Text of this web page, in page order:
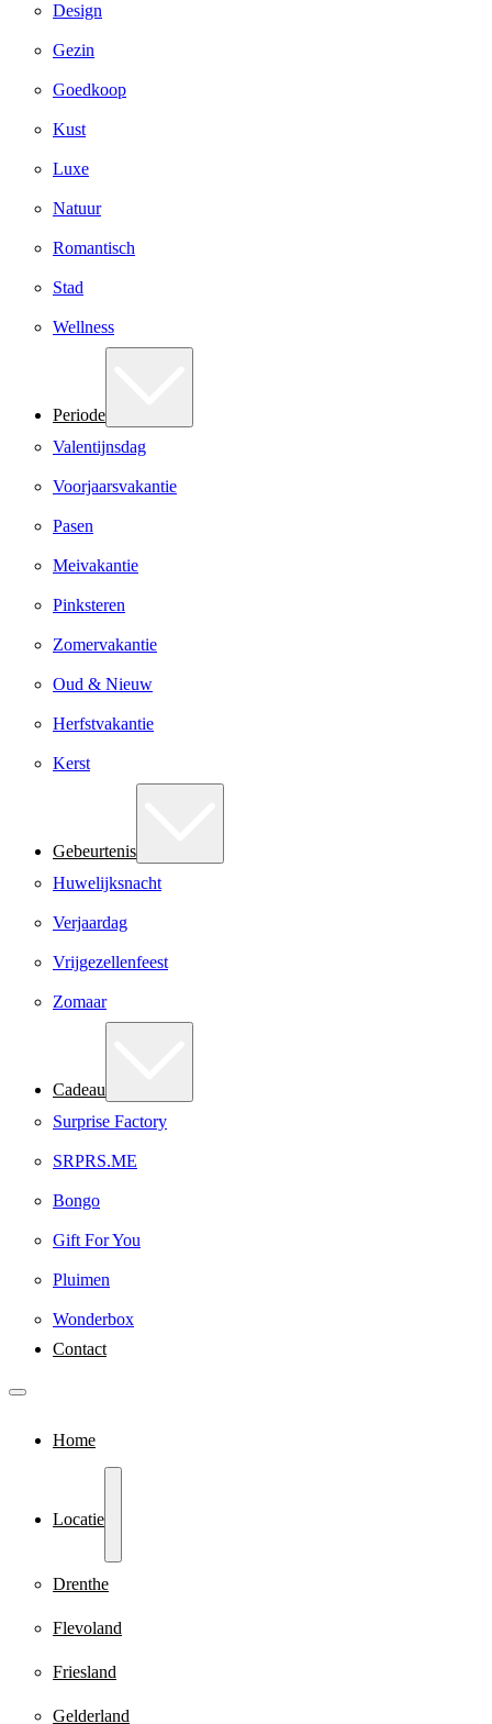
Design
Gezin
Goedkoop
Kust
Luxe
Natuur
Romantisch
Stad
Wellness
Periode
Valentijnsdag
Voorjaarsvakantie
Pasen
Meivakantie
Pinksteren
Zomervakantie
Oud & Nieuw
Herfstvakantie
Kerst
Gebeurtenis
Huwelijksnacht
Verjaardag
Vrijgezellenfeest
Zomaar
Cadeau
Surprise Factory
SRPRS.ME
Bongo
Gift For You
Pluimen
Wonderbox
Contact
Home
Locatie
Drenthe
Flevoland
Friesland
Gelderland